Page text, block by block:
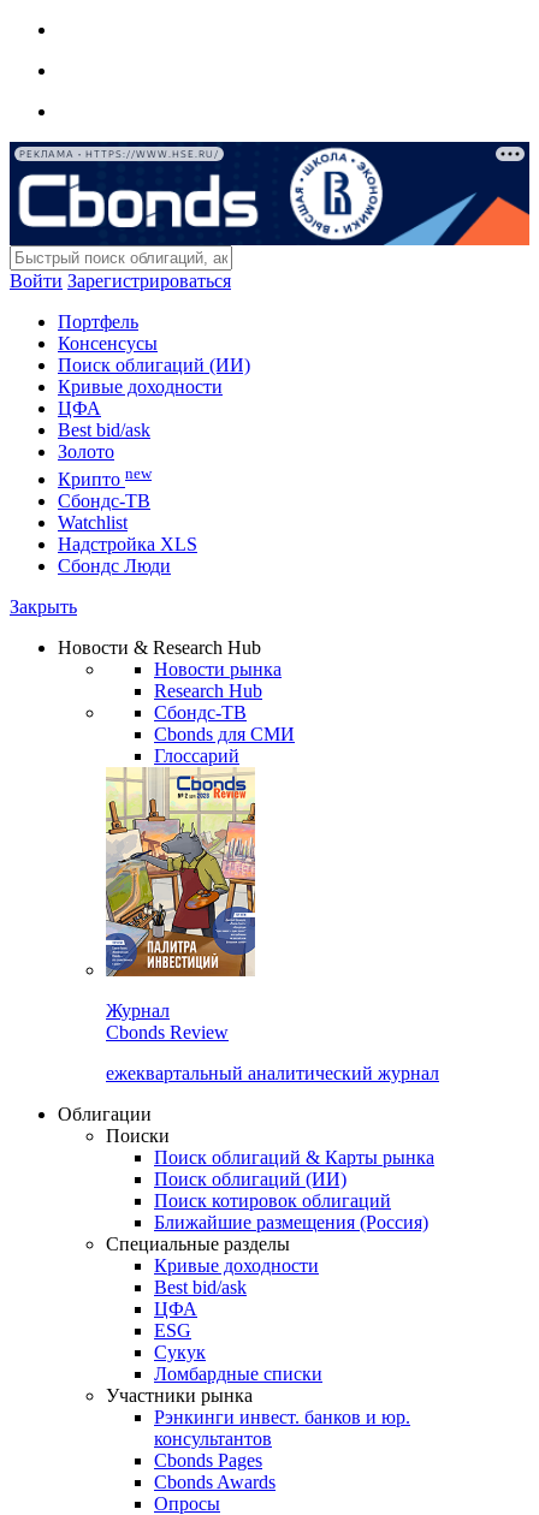
РЕКЛАМА • HTTPS://WWW.HSE.RU/
Войти Зарегистрироваться
Портфель
Консенсусы
Поиск облигаций (ИИ)
Кривые доходности
ЦФА
Best bid/ask
Золото
Крипто new
Сбондс-ТВ
Watchlist
Надстройка XLS
Сбондс Люди
Закрыть
Новости & Research Hub
Новости рынка
Research Hub
Сбондс-ТВ
Cbonds для СМИ
Глоссарий
Журнал
Cbonds Review
ежеквартальный аналитический журнал
Облигации
Поиски
Поиск облигаций & Карты рынка
Поиск облигаций (ИИ)
Поиск котировок облигаций
Ближайшие размещения (Россия)
Специальные разделы
Кривые доходности
Best bid/ask
ЦФА
ESG
Сукук
Ломбардные списки
Участники рынка
Рэнкинги инвест. банков и юр.
консультантов
Cbonds Pages
Cbonds Awards
Опросы